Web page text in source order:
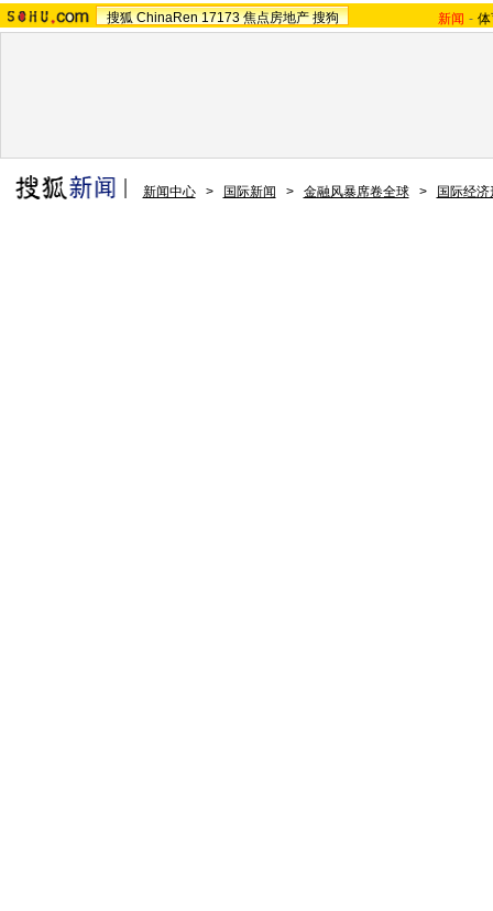
搜狐 ChinaRen 17173 焦点房地产 搜狗 新闻 -
新闻中心 > 国际新闻 > 金融风暴席卷全球 > 国际经